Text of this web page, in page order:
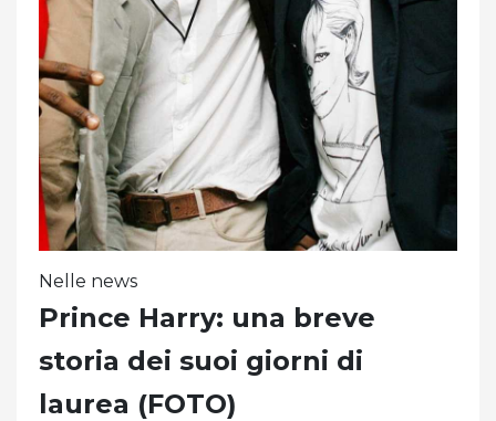
Nelle news
Prince Harry: una breve
storia dei suoi giorni di
laurea (FOTO)